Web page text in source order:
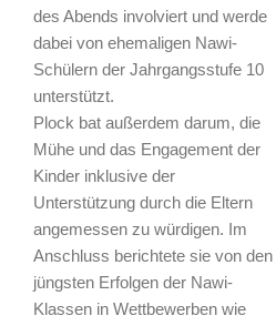
des Abends involviert und werde
dabei von ehemaligen Nawi-
Schülern der Jahrgangsstufe 10
unterstützt.
Plock bat außerdem darum, die
Mühe und das Engagement der
Kinder inklusive der
Unterstützung durch die Eltern
angemessen zu würdigen. Im
Anschluss berichtete sie von den
jüngsten Erfolgen der Nawi-
Klassen in Wettbewerben wie